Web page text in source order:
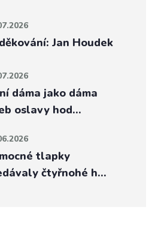
Jan Houdek
dáma jako dáma
oslavy hod…
tlapky
čtyřnohé h…